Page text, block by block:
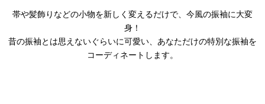
帯や髪飾りなどの小物を新しく変えるだけで、今風の振袖に大変
身！
昔の振袖とは思えないぐらいに可愛い、あなただけの特別な振袖を
コーディネートします。